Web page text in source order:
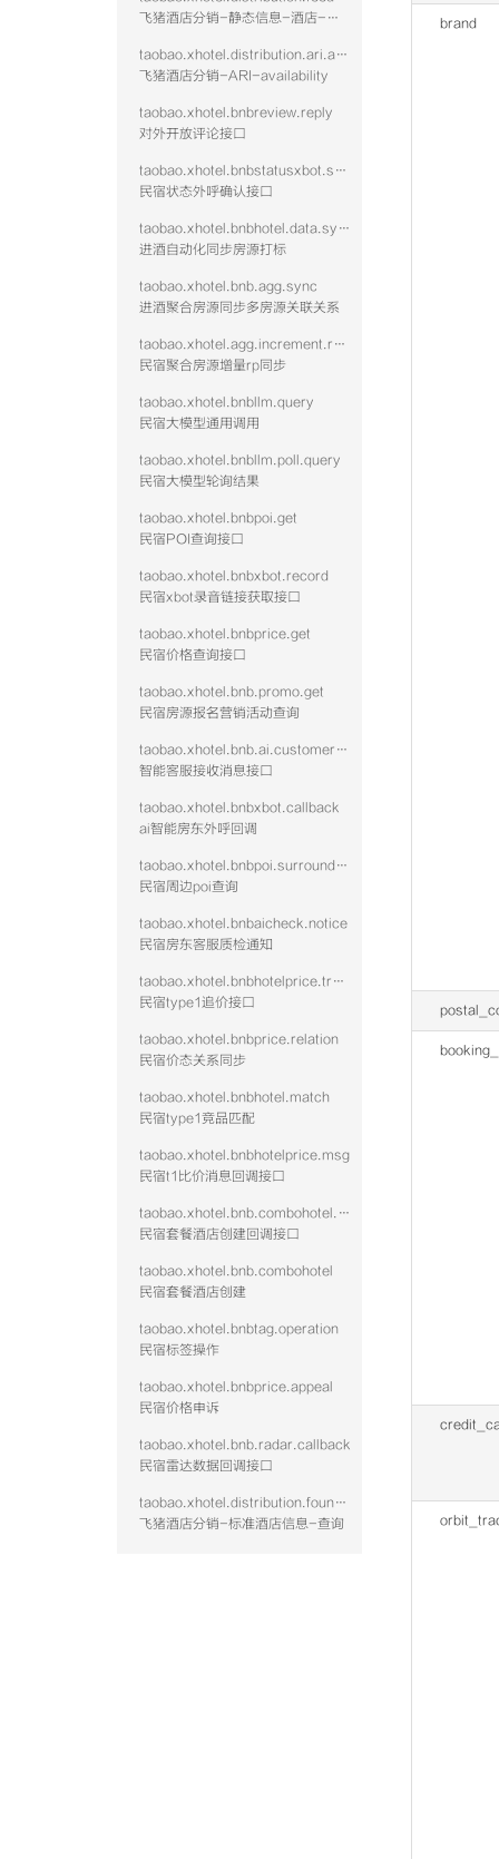
飞猪酒店分销-静态信息-酒店-查询
taobao.xhotel.distribution.ari.availability
飞猪酒店分销-ARI-availability
taobao.xhotel.bnbreview.reply
对外开放评论接口
taobao.xhotel.bnbstatusxbot.send
民宿状态外呼确认接口
taobao.xhotel.bnbhotel.data.sync
进酒自动化同步房源打标
taobao.xhotel.bnb.agg.sync
进酒聚合房源同步多房源关联关系
taobao.xhotel.agg.increment.rp.sync
民宿聚合房源增量rp同步
taobao.xhotel.bnbllm.query
民宿大模型通用调用
taobao.xhotel.bnbllm.poll.query
民宿大模型轮询结果
taobao.xhotel.bnbpoi.get
民宿POI查询接口
taobao.xhotel.bnbxbot.record
民宿xbot录音链接获取接口
taobao.xhotel.bnbprice.get
民宿价格查询接口
taobao.xhotel.bnb.promo.get
民宿房源报名营销活动查询
taobao.xhotel.bnb.ai.customer.message
智能客服接收消息接口
taobao.xhotel.bnbxbot.callback
ai智能房东外呼回调
taobao.xhotel.bnbpoi.surrounding
民宿周边poi查询
taobao.xhotel.bnbaicheck.notice
民宿房东客服质检通知
taobao.xhotel.bnbhotelprice.track
民宿type1追价接口
taobao.xhotel.bnbprice.relation
民宿价态关系同步
taobao.xhotel.bnbhotel.match
民宿type1竞品匹配
taobao.xhotel.bnbhotelprice.msg
民宿t1比价消息回调接口
taobao.xhotel.bnb.combohotel.callback
民宿套餐酒店创建回调接口
taobao.xhotel.bnb.combohotel
民宿套餐酒店创建
taobao.xhotel.bnbtag.operation
民宿标签操作
taobao.xhotel.bnbprice.appeal
民宿价格申诉
taobao.xhotel.bnb.radar.callback
民宿雷达数据回调接口
taobao.xhotel.distribution.foundation.hotel.query
飞猪酒店分销-标准酒店信息-查询
brand